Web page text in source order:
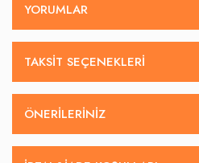
YORUMLAR
TAKSIT SEÇENEKLERI
ÖNERILERINIZ